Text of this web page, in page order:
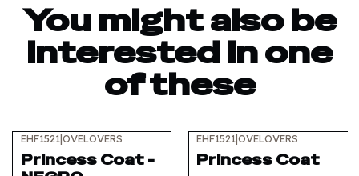
You might also be
interested in one
of these
OFF
EHF1521|OVELOVERS
Princess Coat -
OFF
EHF1521|OVELOVERS
Princess Coat